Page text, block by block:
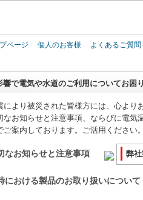
ページ 個人のお客様 よくあるご質問
響で電気や水道のご利用についてお困
により被災された皆様方には、心より
なお知らせと注意事項、ならびに電
ご案内しております。ご活用ください。
なお知らせと注意事項 弊
における製品のお取り扱いについて